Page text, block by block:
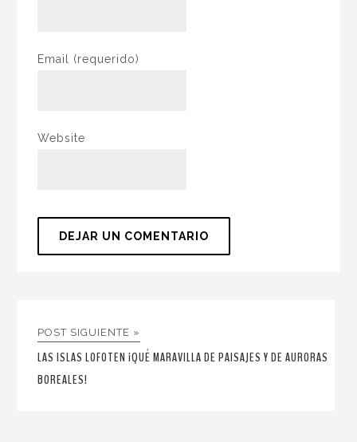
Email (requerido)
Website
POST SIGUIENTE »
LAS ISLAS LOFOTEN ¡QUÉ MARAVILLA DE PAISAJES Y DE AURORAS
BOREALES!